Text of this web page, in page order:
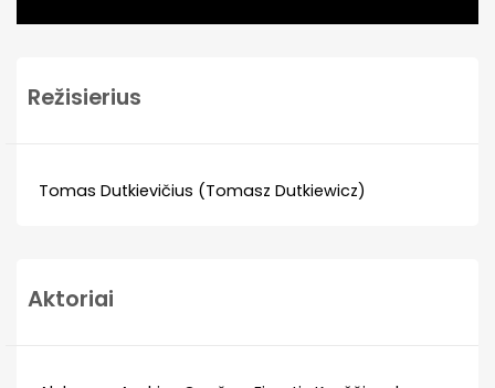
Režisierius
Tomas Dutkievičius (Tomasz Dutkiewicz)
Aktoriai